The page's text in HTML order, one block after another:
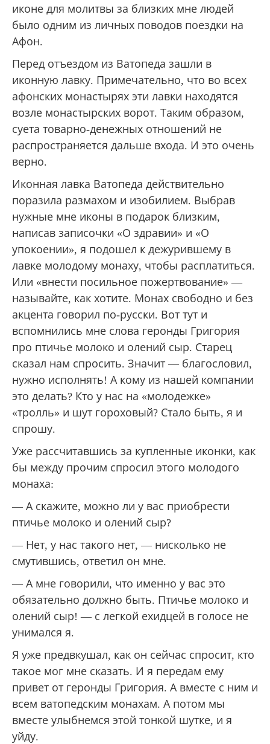
иконе для молитвы за близких мне людей
было одним из личных поводов поездки на
Афон.
Перед отъездом из Ватопеда зашли в
иконную лавку. Примечательно, что во всех
афонских монастырях эти лавки находятся
возле монастырских ворот. Таким образом,
суета товарно-денежных отношений не
распространяется дальше входа. И это очень
верно.
Иконная лавка Ватопеда действительно
поразила размахом и изобилием. Выбрав
нужные мне иконы в подарок близким,
написав записочки «О здравии» и «О
упокоении», я подошел к дежурившему в
лавке молодому монаху, чтобы расплатиться.
Или «внести посильное пожертвование» —
называйте, как хотите. Монах свободно и без
акцента говорил по-русски. Вот тут и
вспомнились мне слова геронды Григория
про птичье молоко и олений сыр. Старец
сказал нам спросить. Значит — благословил,
нужно исполнять! А кому из нашей компании
это делать? Кто у нас на «молодежке»
«тролль» и шут гороховый? Стало быть, я и
спрошу.
Уже рассчитавшись за купленные иконки, как
бы между прочим спросил этого молодого
монаха:
— А скажите, можно ли у вас приобрести
птичье молоко и олений сыр?
— Нет, у нас такого нет, — нисколько не
смутившись, ответил он мне.
— А мне говорили, что именно у вас это
обязательно должно быть. Птичье молоко и
олений сыр! — с легкой ехидцей в голосе не
унимался я.
Я уже предвкушал, как он сейчас спросит, кто
такое мог мне сказать. И я передам ему
привет от геронды Григория. А вместе с ним и
всем ватопедским монахам. А потом мы
вместе улыбнемся этой тонкой шутке, и я
уйду.